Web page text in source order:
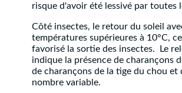
risque d'avoir été lessivé par toutes
Côté insectes, le retour du soleil
températures supérieures à 10°C,
favorisé la sortie des insectes. Le
indique la présence de charançons
de charançons de la tige du chou et
nombre variable.